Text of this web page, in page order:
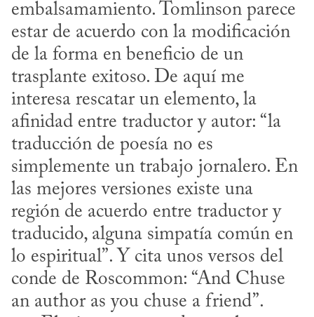
embalsamamiento. Tomlinson parece
estar de acuerdo con la modificación
de la forma en beneficio de un
trasplante exitoso. De aquí me
interesa rescatar un elemento, la
afinidad entre traductor y autor: “la
traducción de poesía no es
simplemente un trabajo jornalero. En
las mejores versiones existe una
región de acuerdo entre traductor y
traducido, alguna simpatía común en
lo espiritual”. Y cita unos versos del
conde de Roscommon: “And Chuse
an author as you chuse a friend”.